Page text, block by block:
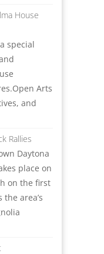
House
special
Arts
and
Rallies
Daytona
place on
on the first
area’s